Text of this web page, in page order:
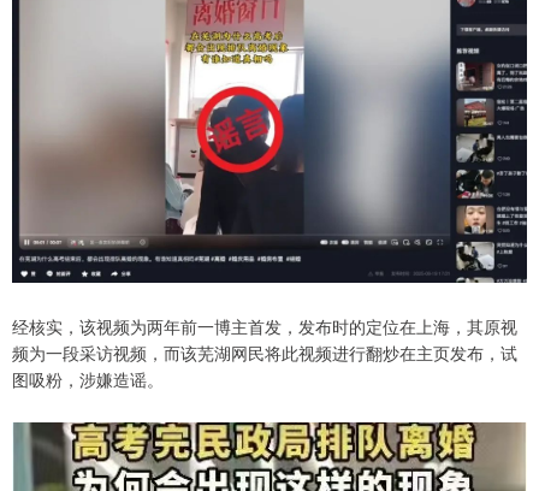
经核实，该视频为两年前一博主首发，发布时的定位在上海，其原视
频为一段采访视频，而该芜湖网民将此视频进行翻炒在主页发布，试
图吸粉，涉嫌造谣。